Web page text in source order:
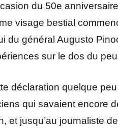
du 50e
visage bestial
du général Augusto
sur le dos du
déclaration quelque
qui savaient encore
et jusqu’au journaliste